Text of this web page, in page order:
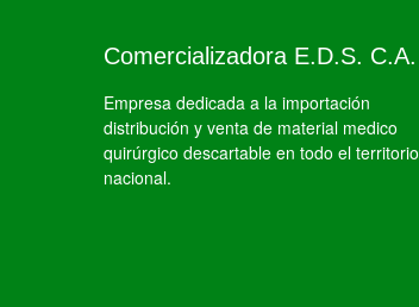
Comercializadora E.D.S. C.A.
Empresa dedicada a la importación
distribución y venta de material medico
quirúrgico descartable en todo el territorio
nacional.